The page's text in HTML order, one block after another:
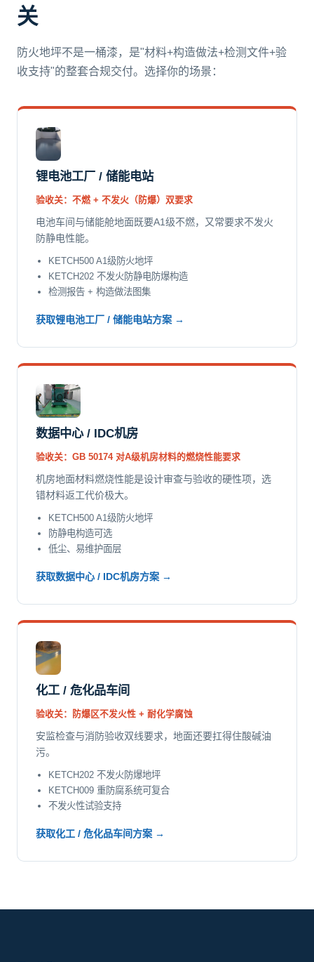
关
防火地坪不是一桶漆，是"材料+构造做法+检测文件+验
收支持"的整套合规交付。选择你的场景：
锂电池工厂 / 储能电站
验收关：不燃 + 不发火（防爆）双要求
电池车间与储能舱地面既要A1级不燃，又常要求不发火
防静电性能。
KETCH500 A1级防火地坪
KETCH202 不发火防静电防爆构造
检测报告 + 构造做法图集
获取锂电池工厂 / 储能电站方案 →
数据中心 / IDC机房
验收关：GB 50174 对A级机房材料的燃烧性能要求
机房地面材料燃烧性能是设计审查与验收的硬性项，选
错材料返工代价极大。
KETCH500 A1级防火地坪
防静电构造可选
低尘、易维护面层
获取数据中心 / IDC机房方案 →
化工 / 危化品车间
验收关：防爆区不发火性 + 耐化学腐蚀
安监检查与消防验收双线要求，地面还要扛得住酸碱油
污。
KETCH202 不发火防爆地坪
KETCH009 重防腐系统可复合
不发火性试验支持
获取化工 / 危化品车间方案 →